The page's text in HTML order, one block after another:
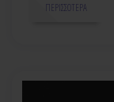
ΠΕΡΙΣΣΌΤΕΡΑ